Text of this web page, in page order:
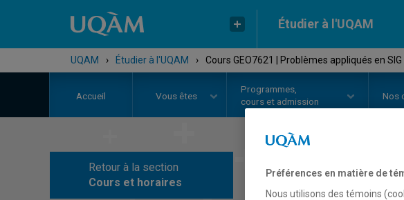
Étudier à l'UQAM
UQAM › Étudier à l'UQAM › Cours GEO7621 | Problèmes appliqués en SIG
Accueil Vous êtes
Programmes,
cours et admission
Nos
Retour à la section
Cours et horaires
COURS//
Préférences en matière de
Nous utilisons des témoins